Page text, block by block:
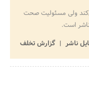
ولی مسئولیت صحت
است.
ناشر
گزارش تخلف